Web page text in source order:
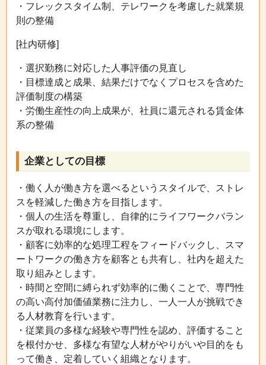
・フレックスタイム制、テレワークを考慮した就業規
則の整備
[社内研修]
・選択勤務に対応した人事評価の見直し
・目標達成と成果、結果だけでなくプロセスを含めた
評価制度の構築
・労働生産性の向上成果が、社員に還元される賃金体
系の整備
企業としての目標
・働く人が働き方を選べるというスタイルで、ストレ
スを軽減した働き方を目指します。
・個人の生活を尊重し、自律的にライフワークバラン
スが取れる環境にします。
・顧客に効率的な処理工程をフィードバックし、スマ
ートワークの働き方を顧客とも共有し、社内を超えた
取り組みとします。
・時間と空間に縛られず効率的に働くことで、専門性
の高い高付加価値業務に注力し、一人一人が挑戦でき
る人材教育を行います。
・従業員の多様な経験や専門性を認め、評価すること
を根付かせ、多様な有望な人材がやりがいや目的をも
って働き、定着していく組織となります。